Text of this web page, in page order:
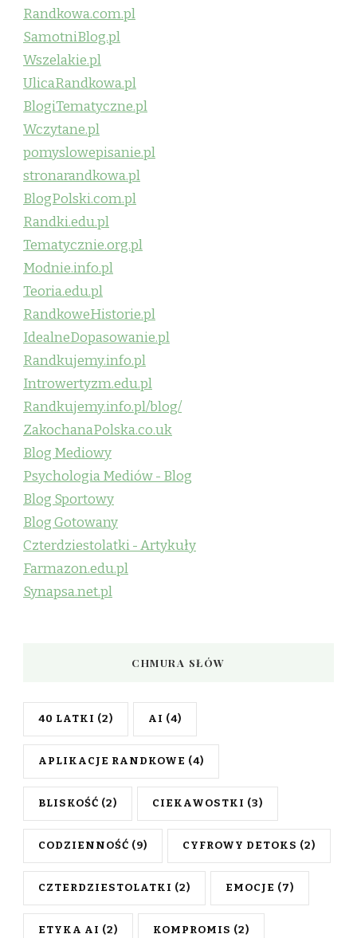
Randkowa.com.pl
SamotniBlog.pl
Wszelakie.pl
UlicaRandkowa.pl
BlogiTematyczne.pl
Wczytane.pl
pomyslowepisanie.pl
stronarandkowa.pl
BlogPolski.com.pl
Randki.edu.pl
Tematycznie.org.pl
Modnie.info.pl
Teoria.edu.pl
RandkoweHistorie.pl
IdealneDopasowanie.pl
Randkujemy.info.pl
Introwertyzm.edu.pl
Randkujemy.info.pl/blog/
ZakochanaPolska.co.uk
Blog Mediowy
Psychologia Mediów - Blog
Blog Sportowy
Blog Gotowany
Czterdziestolatki - Artykuły
Farmazon.edu.pl
Synapsa.net.pl
CHMURA SŁÓW
40 LATKI (2) AI (4)
APLIKACJE RANDKOWE (4)
BLISKOŚĆ (2) CIEKAWOSTKI (3)
CODZIENNOŚĆ (9) CYFROWY DETOKS (2)
CZTERDZIESTOLATKI (2) EMOCJE (7)
ETYKA AI (2) KOMPROMIS (2)